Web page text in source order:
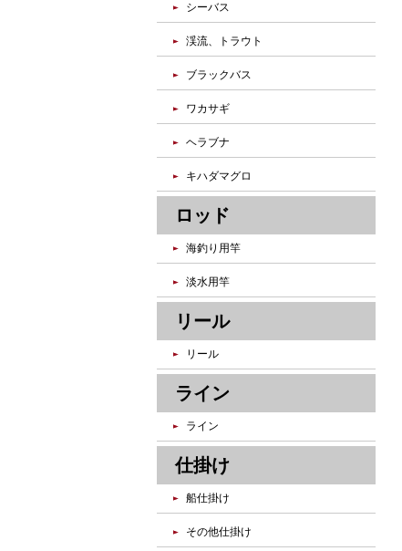
シーバス
渓流、トラウト
ブラックバス
ワカサギ
ヘラブナ
キハダマグロ
ロッド
海釣り用竿
淡水用竿
リール
リール
ライン
ライン
仕掛け
船仕掛け
その他仕掛け